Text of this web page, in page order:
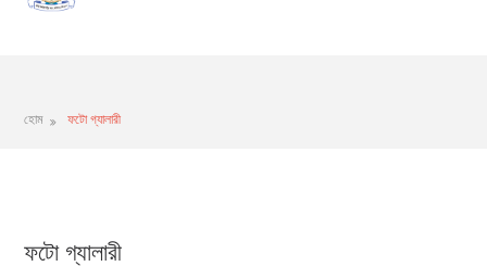
হোম ফটো গ্যালারী
ফটো গ্যালারী